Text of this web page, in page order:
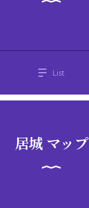
List
居城 マップ